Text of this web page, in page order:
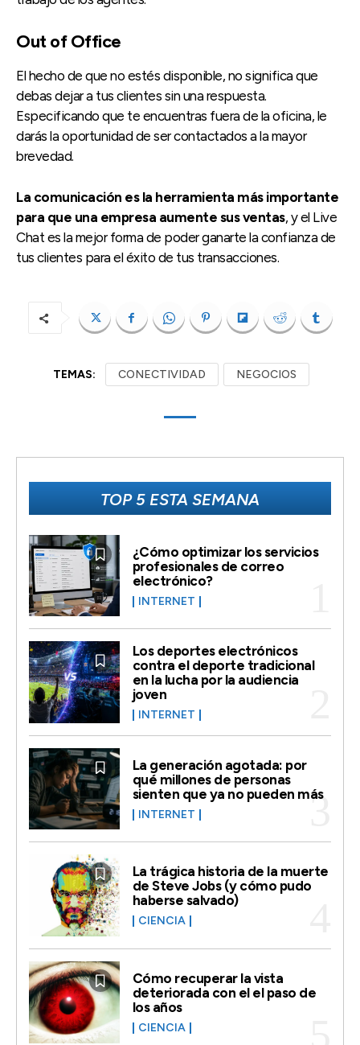
Out of Office
El hecho de que no estés disponible, no significa que
debas dejar a tus clientes sin una respuesta.
Especificando que te encuentras fuera de la oficina, le
darás la oportunidad de ser contactados a la mayor
brevedad.
La comunicación es la herramienta más importante
para que una empresa aumente sus ventas, y el Live
Chat es la mejor forma de poder ganarte la confianza de
tus clientes para el éxito de tus transacciones.
TEMAS: CONECTIVIDAD NEGOCIOS
TOP 5 ESTA SEMANA
¿Cómo optimizar los servicios
profesionales de correo
electrónico?
INTERNET
Los deportes electrónicos
contra el deporte tradicional
en la lucha por la audiencia
joven
INTERNET
La generación agotada: por
qué millones de personas
sienten que ya no pueden más
INTERNET
La trágica historia de la muerte
de Steve Jobs (y cómo pudo
haberse salvado)
CIENCIA
Cómo recuperar la vista
deteriorada con el el paso de
los años
CIENCIA